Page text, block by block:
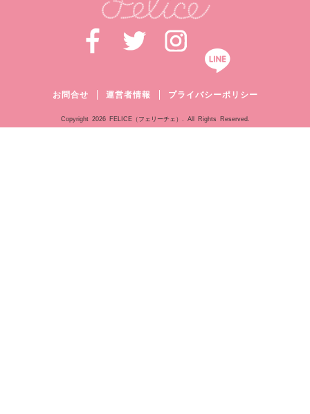
お問合せ 運営者情報 プライバシーポリシー
Copyright 2026 FELICE（フェリーチェ）. All Rights Reserved.